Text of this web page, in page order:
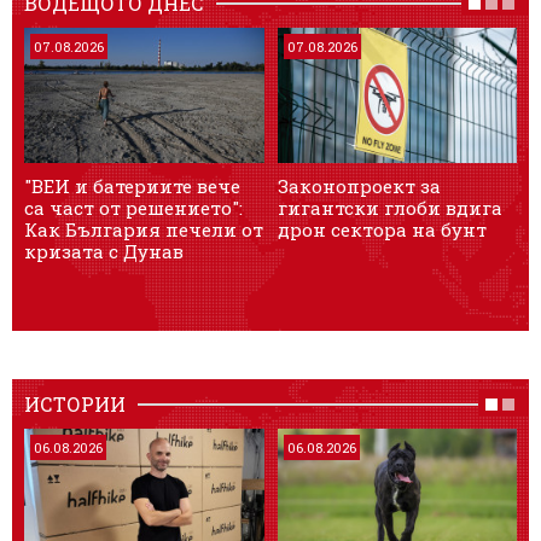
07.08.2026
"ВЕИ и батериите вече
са част от решението":
Как България печели от
кризата с Дунав
07.08.2026
Законопроект за
гигантски глоби вдига
дрон сектора на бунт
ИСТОРИИ
06.08.2026 06.08.2026